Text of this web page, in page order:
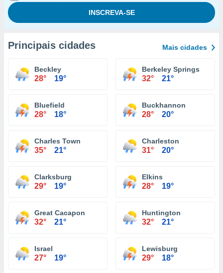
Principais cidades Mais cidades
Beckley
28° 19°
Berkeley Springs
32° 21°
Bluefield
28° 18°
Buckhannon
28° 20°
Charles Town
35° 21°
Charleston
31° 20°
Clarksburg
29° 19°
Elkins
28° 19°
Great Cacapon
32° 21°
Huntington
32° 21°
Israel
27° 19°
Lewisburg
29° 18°